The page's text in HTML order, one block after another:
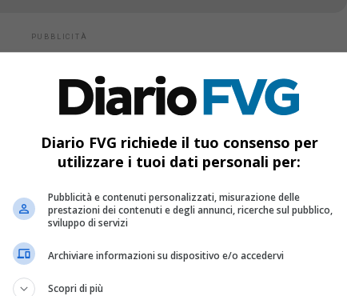
– 25 gennaio 2020…4 anni … grazie di
Diario FVG richiede il tuo consenso per
utilizzare i tuoi dati personali per:
Pubblicità e contenuti personalizzati, misurazione delle
prestazioni dei contenuti e degli annunci, ricerche sul pubblico,
sviluppo di servizi
Archiviare informazioni su dispositivo e/o accedervi
Scopri di più